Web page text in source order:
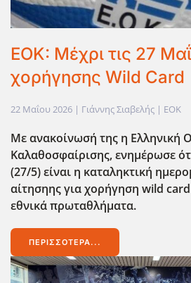
EOK: Μέχρι τις 27
χορήγησης Wild Card
22 Μαΐου 2026 | Γιάννης Σιαβελής | EOK
Με ανακοίνωσή της η Ελληνική
Καλαθοσφαίρισης, ενημέρωσε
(27/5) είναι η καταληκτική
αίτησηης για χορήγηση wild
εθνικά πρωταθλήματα.
ΠΕΡΙΣΣΌΤΕΡΑ...